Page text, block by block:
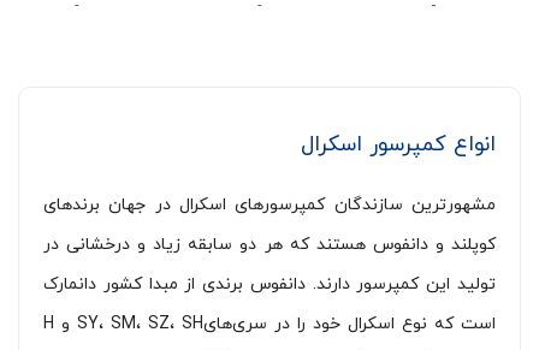
-
-
-
انواع کمپرسور اسکرال
مشهورترین سازندگان کمپرسورهای اسکرال در جهان برندهای
کوپلند و دانفوس هستند که هر دو سابقه زیاد و درخشانی در
تولید این کمپرسور دارند. دانفوس برندی از مبدا کشور دانمارک
است که نوع اسکرال خود را در سری‌هایSY، SM، SZ، SH و H